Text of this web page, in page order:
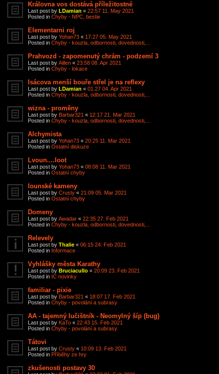
Královna vos dostává příležitostné
Last post by LDamian « 22:57 11. May 2021
Posted in Chyby - NPC, bestie
Elementarni roj
Last post by Yohan73 « 17:27 05. May 2021
Posted in Chyby - kouzla, odbornosti, dovednosti,...
Prahvozd - zapomenutý chrám - podzemí 3
Last post by Aillen « 23:58 08. Apr 2021
Posted in Chyby - lokace
Isácova menší bouře střel je na reflexy
Last post by LDamian « 01:27 04. Apr 2021
Posted in Chyby - kouzla, odbornosti, dovednosti,...
wizna - proměny
Last post by Barbar321 « 12:17 21. Mar 2021
Posted in Chyby - kouzla, odbornosti, dovednosti,...
Alchymista
Last post by Yohan73 « 20:25 11. Mar 2021
Posted in Ostatní diskuze
Lvoun....loot
Last post by Yohan73 « 08:08 11. Mar 2021
Posted in Ostatní chyby
Iounské kameny
Last post by Crusty « 21:09 05. Mar 2021
Posted in Ostatní chyby
Domeny
Last post by Awadar « 22:35 27. Feb 2021
Posted in Chyby - kouzla, odbornosti, dovednosti,...
Relevely
Last post by Thalie « 06:15 24. Feb 2021
Posted in Informace
Vyhlášky města Karathy
Last post by Bruciacullo « 20:09 23. Feb 2021
Posted in IC novinky
familiar - pixie
Last post by Barbar321 « 18:07 17. Feb 2021
Posted in Chyby - povolání a subrasy
AA - tajemný lučištník - Neomylný šíp (bug)
Last post by KaTo « 22:43 15. Feb 2021
Posted in Chyby - povolání a subrasy
Tátovi
Last post by Crusty « 10:09 13. Feb 2021
Posted in Příběhy ze hry
zkušenosti postavy 30